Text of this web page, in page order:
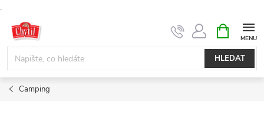
.
obsah
HLEDAT
NÁKUPNÍ
KOŠÍK
Camping